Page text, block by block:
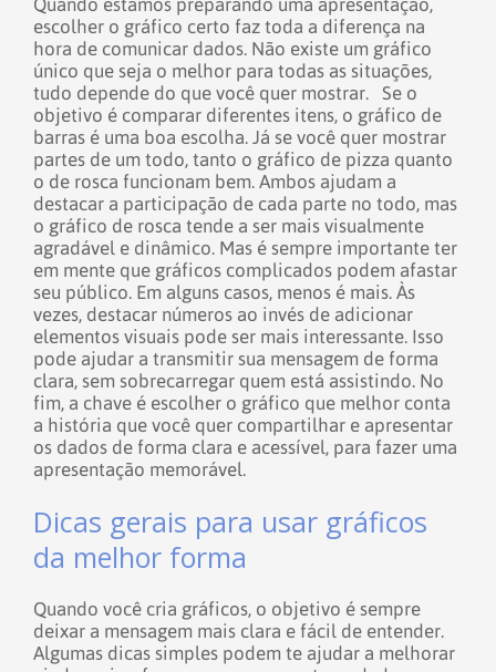
Quando estamos preparando uma apresentação,
escolher o gráfico certo faz toda a diferença na
hora de comunicar dados. Não existe um gráfico
único que seja o melhor para todas as situações,
tudo depende do que você quer mostrar.
Se o
objetivo é comparar diferentes itens, o gráfico de
barras é uma boa escolha. Já se você quer mostrar
partes de um todo, tanto o gráfico de pizza quanto
o de rosca funcionam bem. Ambos ajudam a
destacar a participação de cada parte no todo, mas
o gráfico de rosca tende a ser mais visualmente
agradável e dinâmico. Mas é sempre importante ter
em mente que gráficos complicados podem afastar
seu público. Em alguns casos, menos é mais. Às
vezes, destacar números ao invés de adicionar
elementos visuais pode ser mais interessante. Isso
pode ajudar a transmitir sua mensagem de forma
clara, sem sobrecarregar quem está assistindo. No
fim, a chave é escolher o gráfico que melhor conta
a história que você quer compartilhar e apresentar
os dados de forma clara e acessível, para fazer uma
apresentação memorável.
Dicas gerais para usar gráficos
da melhor forma
Quando você cria gráficos, o objetivo é sempre
deixar a mensagem mais clara e fácil de entender.
Algumas dicas simples podem te ajudar a melhorar